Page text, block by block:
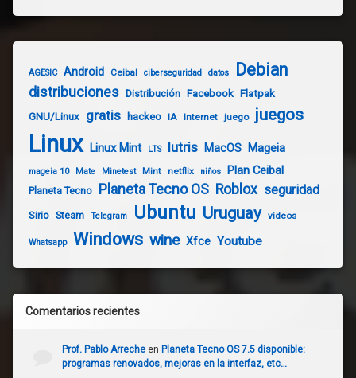
AGESIC Android Ceibal ciberseguridad datos Debian
distribuciones Distribución Facebook Flatpak
GNU/Linux gratis hackeo IA Internet juego juegos
Linux Linux Mint LTS lutris MacOS Mageia
mageia 10 Mate Minetest Mint netflix niños Plan Ceibal
Planeta Tecno Planeta Tecno OS Roblox seguridad
Sirio Steam Telegram Ubuntu Uruguay videos
Whatsapp Windows wine Xfce Youtube
Comentarios recientes
Prof. Pablo Arrecheen Planeta Tecno OS 7.5 disponible:
programas renovados, mejoras en la interfaz, etc…